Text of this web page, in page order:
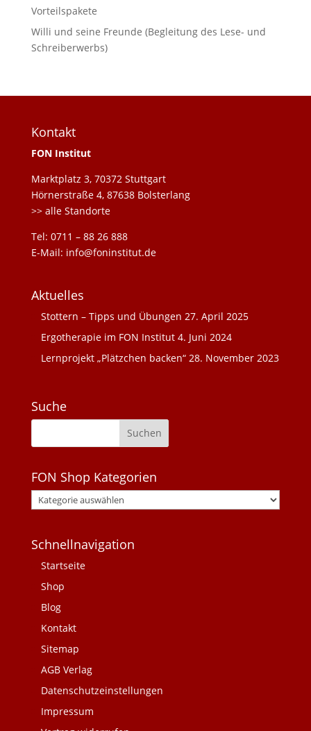
Vorteilspakete
Willi und seine Freunde (Begleitung des Lese- und
Schreiberwerbs)
Kontakt
FON Institut
Marktplatz 3, 70372 Stuttgart
Hörnerstraße 4, 87638 Bolsterlang
>> alle Standorte
Tel: 0711 – 88 26 888
E-Mail: info@foninstitut.de
Aktuelles
Stottern – Tipps und Übungen 27. April 2025
Ergotherapie im FON Institut 4. Juni 2024
Lernprojekt „Plätzchen backen“ 28. November 2023
Suche
FON Shop Kategorien
Schnellnavigation
Startseite
Shop
Blog
Kontakt
Sitemap
AGB Verlag
Datenschutzeinstellungen
Impressum